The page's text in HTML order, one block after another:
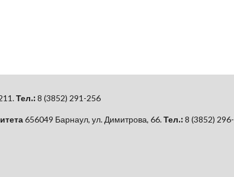
Тел.:8 (3852) 291-256
656049 Барнаул, ул. Димитрова, 66.Тел.:8 (3852)